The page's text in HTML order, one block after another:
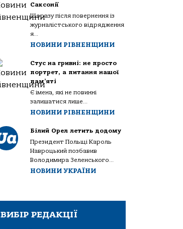
Саксонії
Щоразу після повернення із
журналістського відрядження
я...
НОВИНИ РІВНЕНЩИНИ
Стус на гривні: не просто
портрет, а питання нашої
пам’яті
Є імена, які не повинні
залишатися лише...
НОВИНИ РІВНЕНЩИНИ
Білий Орел летить додому
Президент Польщі Кароль
Навроцький позбавив
Володимира Зеленського...
НОВИНИ УКРАЇНИ
ВИБІР РЕДАКЦІЇ